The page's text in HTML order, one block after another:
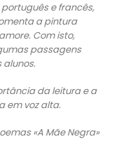
e francês,
a pintura
Com isto,
passagens
alunos.
da leitura e a
em voz alta.
«A Mãe Negra»